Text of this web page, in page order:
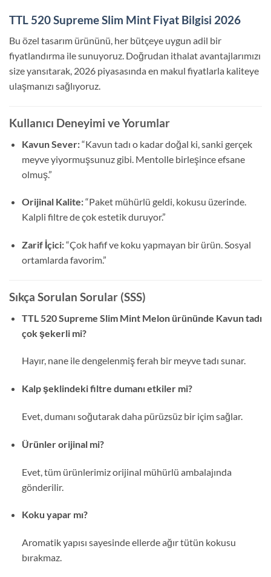
TTL 520 Supreme Slim Mint Fiyat Bilgisi 2026
Bu özel tasarım ürününü, her bütçeye uygun adil bir
fiyatlandırma ile sunuyoruz. Doğrudan ithalat avantajlarımızı
size yansıtarak, 2026 piyasasında en makul fiyatlarla kaliteye
ulaşmanızı sağlıyoruz.
Kullanıcı Deneyimi ve Yorumlar
Kavun Sever:“Kavun tadı o kadar doğal ki, sanki gerçek
meyve yiyormuşsunuz gibi. Mentolle birleşince efsane
olmuş.”
Orijinal Kalite:“Paket mühürlü geldi, kokusu üzerinde.
Kalpli filtre de çok estetik duruyor.”
Zarif İçici:“Çok hafif ve koku yapmayan bir ürün. Sosyal
ortamlarda favorim.”
Sıkça Sorulan Sorular (SSS)
TTL 520 Supreme Slim Mint Melon ürününde Kavun tadı
çok şekerli mi?
Hayır, nane ile dengelenmiş ferah bir meyve tadı sunar.
Kalp şeklindeki filtre dumanı etkiler mi?
Evet, dumanı soğutarak daha pürüzsüz bir içim sağlar.
Ürünler orijinal mi?
Evet, tüm ürünlerimiz orijinal mühürlü ambalajında
gönderilir.
Koku yapar mı?
Aromatik yapısı sayesinde ellerde ağır tütün kokusu
bırakmaz.